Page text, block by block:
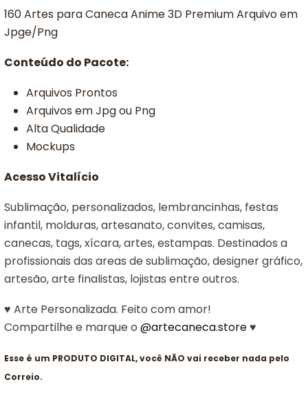
160 Artes para Caneca Anime 3D Premium Arquivo em
Jpge/Png
Conteúdo do Pacote:
Arquivos Prontos
Arquivos em Jpg ou Png
Alta Qualidade
Mockups
Acesso Vitalício
Sublimação, personalizados, lembrancinhas, festas
infantil, molduras, artesanato, convites, camisas,
canecas, tags, xícara, artes, estampas. Destinados a
profissionais das areas de sublimação, designer gráfico,
artesão, arte finalistas, lojistas entre outros.
♥ Arte Personalizada. Feito com amor!
Compartilhe e marque o @artecaneca.store♥
Esse é um PRODUTO DIGITAL, você NÃO vai receber nada pelo
Correio.